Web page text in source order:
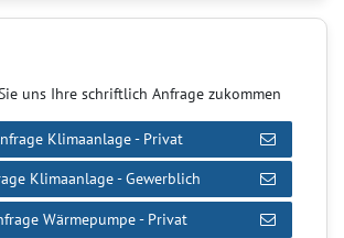
uns Ihre schriftlich Anfrage zukommen
Klimaanlage - Privat
Klimaanlage - Gewerblich
Wärmepumpe - Privat